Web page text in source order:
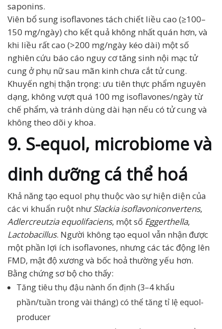
saponins.
Viên bổ sung isoflavones tách chiết liều cao (≥100–
150 mg/ngày) cho kết quả không nhất quán hơn, và
khi liều rất cao (>200 mg/ngày kéo dài) một số
nghiên cứu báo cáo nguy cơ tăng sinh nội mạc tử
cung ở phụ nữ sau mãn kinh chưa cắt tử cung.
Khuyến nghị thận trọng: ưu tiên thực phẩm nguyên
dạng, không vượt quá 100 mg isoflavones/ngày từ
chế phẩm, và tránh dùng dài hạn nếu có tử cung và
không theo dõi y khoa.
9. S-equol, microbiome và
dinh dưỡng cá thể hoá
Khả năng tạo equol phụ thuộc vào sự hiện diện của
các vi khuẩn ruột nhưSlackia isoflavoniconvertens,
Adlercreutzia equolifaciens, một số Eggerthella,
Lactobacillus. Người không tạo equol vẫn nhận được
một phần lợi ích isoflavones, nhưng các tác động lên
FMD, mật độ xương và bốc hoả thường yếu hơn.
Bằng chứng sơ bộ cho thấy:
Tăng tiêu thụ đậu nành ổn định (3–4 khẩu
phần/tuần trong vài tháng) có thể tăng tỉ lệ equol-
producer